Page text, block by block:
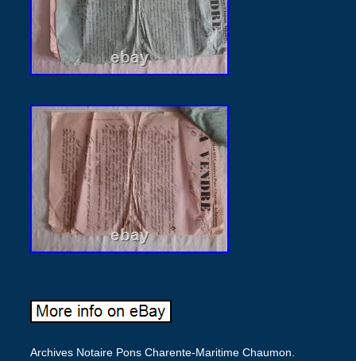
Archives Notaire Pons Charente-Maritime Chaumon.